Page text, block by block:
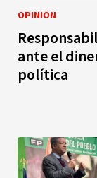
OPINIÓN
ante el
política